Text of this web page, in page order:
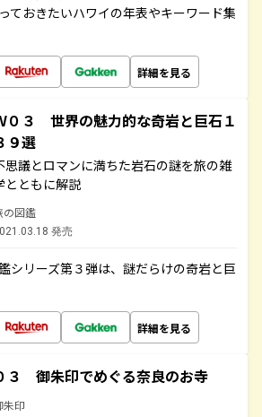
ておきたいハワイの年表やキーワード集
詳細を見る
０３ 世界の魅力的な奇岩と巨石１
９選
思議とロマンに満ちた岩石の謎を旅の雑
とともに解説
の図鑑
発売
シリーズ第３弾は、謎だらけの奇岩と巨
詳細を見る
３ 御朱印でめぐる奈良のお寺
朱印